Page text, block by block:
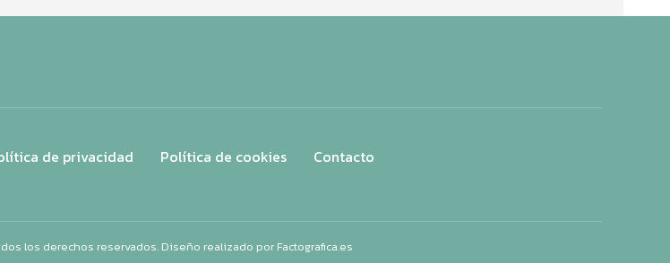
de privacidad Política de cookies Contacto
los derechos reservados. Diseño realizado por Factografica.es